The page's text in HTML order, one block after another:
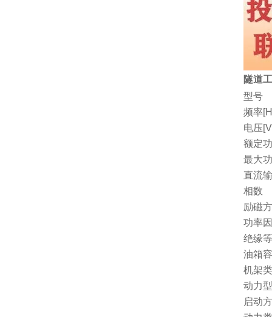
隧道
型号
频率
电压
额定
最大
直流
相数
励磁
功率
绝缘
油箱
机架
动力
启动